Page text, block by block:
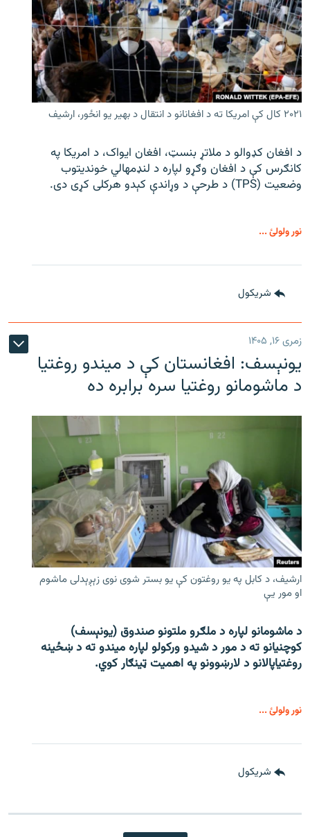
۲۰۲۱ کال کې امریکا ته د افغانانو د انتقال د بهیر یو انځور، ارشیف
د افغان کډوالو د ملاتړ بنسټ، افغان ایواک، د امریکا په
کانګرس کې د افغان وګړو لپاره د لنډمهالي خوندیتوب
وضعیت (TPS) د طرحې د وړاندې کېدو هرکلی کړی دی.
نور ولولئ ...
شريکول
زمری ۱۶, ۱۴۰۵
یونېسف: افغانستان کې د میندو روغتیا
د ماشومانو روغتیا سره برابره ده
ارشیف، د کابل په یو روغتون کې یو بستر شوی نوی زېږېدلی ماشوم
او مور یې
د ماشومانو لپاره د ملګرو ملتونو صندوق (یونېسف)
کوچنیانو ته د مور د شیدو ورکولو لپاره میندو ته د ښځینه
روغتیاپالانو د لارښوونو په اهمیت ټینګار کوي.
نور ولولئ ...
شريکول